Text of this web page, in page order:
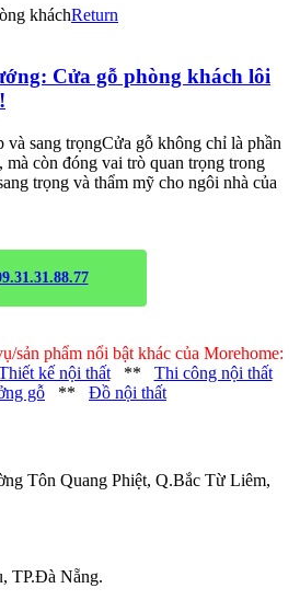
kháchReturn
Cửa gỗ phòng khách lôi
và sang trọngCửa gỗ không chỉ là phần
mà còn đóng vai trò quan trọng trong
trọng và thẩm mỹ cho ngôi nhà của
sản phẩm nổi bật khác của Morehome:
kế nội thất** Thi công nội thất
gỗ ** Đồ nội thất
Tôn Quang Phiệt, Q.Bắc Từ Liêm,
TP.Đà Nẵng.